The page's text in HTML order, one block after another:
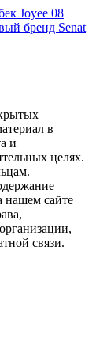
Joyee 08
бренд Senat
в
и
целях.
нашем сайте
связи.